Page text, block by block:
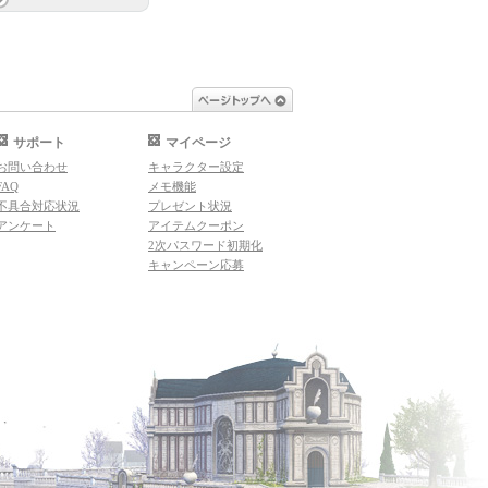
サポート
問い合わせ
具合対応状況
ンケート
マイページ
キャラクター設定
メモ機能
プレゼント状況
アイテムクーポン
2次パスワード初期化
キャンペーン応募